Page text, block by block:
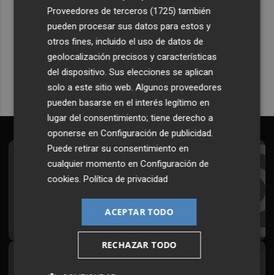
Recibe toda la actualidad de
Plaza Podcast en tu correo
Quiero suscribirme
Suscríbete al Boletín
Todos los días a primera hora en tu email
¡Quiero suscribirme!
Proveedores de terceros (1725) también
pueden procesar sus datos para estos y
otros fines, incluido el uso de datos de
geolocalización precisos y características
del dispositivo. Sus elecciones se aplican
solo a este sitio web. Algunos proveedores
pueden basarse en el interés legítimo en
lugar del consentimiento; tiene derecho a
oponerse enConfiguración de publicidad
Puede retirar su consentimiento en
cualquier momento enConfiguración de
cookies .Política de privacidad
ACEPTAR TODO
RECHAZAR TODO